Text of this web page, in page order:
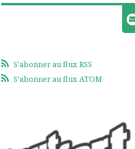
S'abonner au flux RSS
S'abonner au flux ATOM